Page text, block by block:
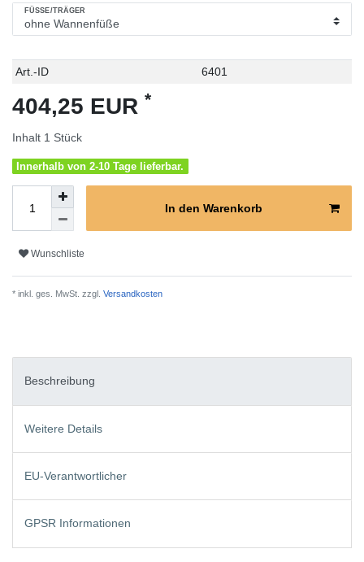
FÜSSE/TRÄGER
Technisches
Wert
Art.-ID 6401
404,25 EUR *
Inhalt 1 Stück
Innerhalb von 2-10 Tage lieferbar.
In den Warenkorb
Wunschliste
* inkl. ges. MwSt. zzgl. Versandkosten
Beschreibung
Weitere Details
EU-Verantwortlicher
GPSR Informationen